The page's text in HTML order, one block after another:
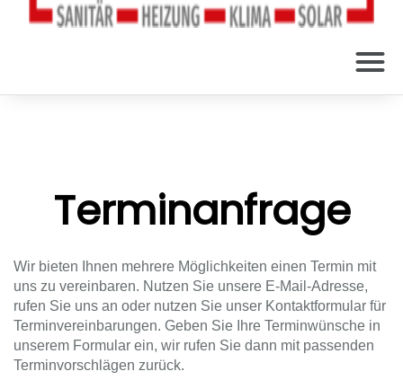
Terminanfrage
Wir bieten Ihnen mehrere Möglichkeiten einen Termin mit
uns zu vereinbaren. Nutzen Sie unsere E-Mail-Adresse,
rufen Sie uns an oder nutzen Sie unser Kontaktformular für
Terminvereinbarungen. Geben Sie Ihre Terminwünsche in
unserem Formular ein, wir rufen Sie dann mit passenden
Terminvorschlägen zurück.